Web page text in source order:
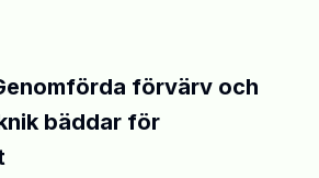
förvärv och
bäddar för